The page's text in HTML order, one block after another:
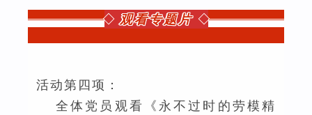
观看专题片
活动第四项：
全体党员观看《永不过时的劳模精